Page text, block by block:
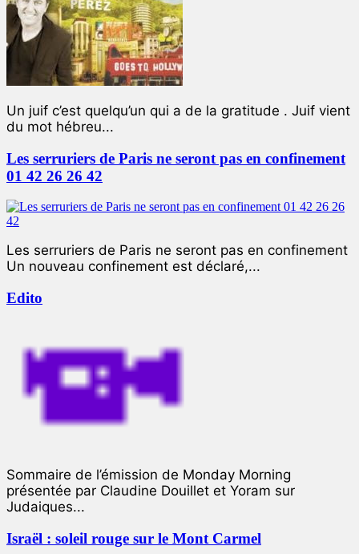
Un juif c’est quelqu’un qui a de la gratitude . Juif vient
du mot hébreu...
Les serruriers de Paris ne seront pas en confinement
01 42 26 26 42
Les serruriers de Paris ne seront pas en confinement
Un nouveau confinement est déclaré,...
Edito
Sommaire de l’émission de Monday Morning
présentée par Claudine Douillet et Yoram sur
Judaiques...
Israël : soleil rouge sur le Mont Carmel